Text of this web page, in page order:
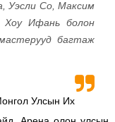
Уэсли Со, Максим
Ифань болон
багтаж
Улсын Их